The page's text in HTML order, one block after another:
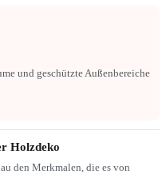
und geschützte Außenbereiche
Holzdeko
den Merkmalen, die es von